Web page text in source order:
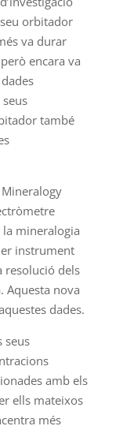
orbitador
va durar
encara va
també
la mineralogia
instrument
resolució dels
Aquesta nova
dades.
seus
amb els
ells mateixos
més